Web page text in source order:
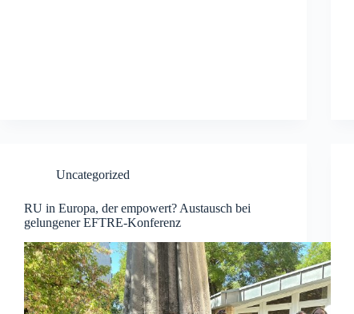
Uncategorized
RU in Europa, der empowert? Austausch bei
gelungener EFTRE-Konferenz